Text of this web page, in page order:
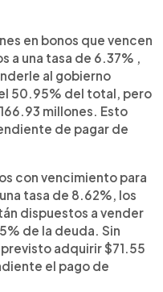
en bonos que vencen
a una tasa de 6.37% ,
al gobierno
50.95% del total, pero
millones. Esto
de pagar de
con vencimiento para
tasa de 8.62%, los
dispuestos a vender
de la deuda. Sin
adquirir $71.55
el pago de